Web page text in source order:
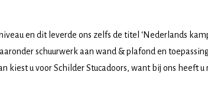
en dit leverde ons zelfs de titel ‘Nederlands
schuurwerk aan wand & plafond en
kiest u voor Schilder Stucadoors, want bij ons heeft